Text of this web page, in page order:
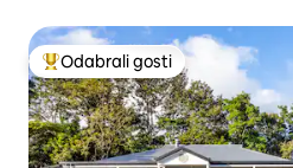
Među najviše rangiranima s
Odabrali gosti